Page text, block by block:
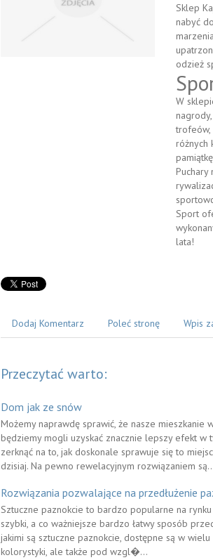
Sklep
nabyć
odzież
W
trofeów,
różnych
Puchary
Sport
lata!
Dodaj Komentarz Poleć stronę Wpis
Przeczytać warto:
Dom jak ze snów
Możemy naprawdę sprawić, że nasze
będziemy mogli uzyskać znacznie lepszy efekt w
zerknąć na to, jak doskonale sprawuje się to
dzisiaj. Na pewno rewelacyjnym rozwiązaniem
Rozwiązania pozwalające na przedłużenie
Sztuczne paznokcie to bardzo popularne na
szybki, a co ważniejsze bardzo łatwy sposób
jakimi są sztuczne paznokcie, dostępne są w
kolorystyki, ale także pod wzgl�...